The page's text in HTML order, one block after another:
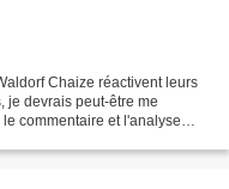
Chaize réactivent leurs
je devrais peut-être me
commentaire et l'analyse